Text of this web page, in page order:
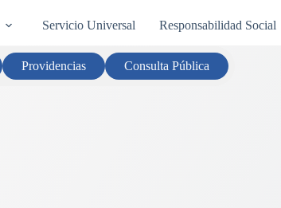
Servicio Universal Responsabilidad Social
Providencias Consulta Pública